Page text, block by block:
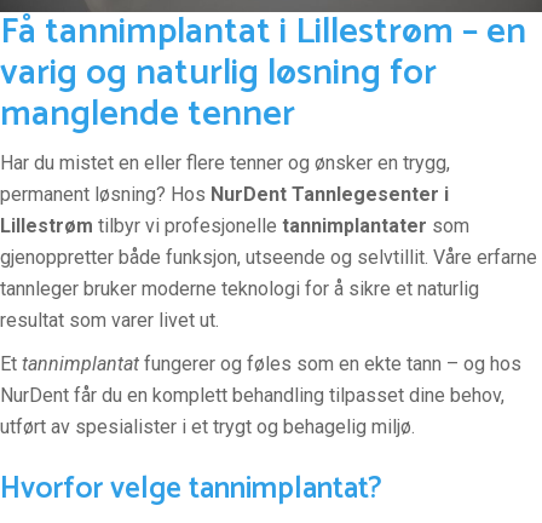
Få tannimplantat i Lillestrøm – en
varig og naturlig løsning for
manglende tenner
Har du mistet en eller flere tenner og ønsker en trygg,
permanent løsning? Hos NurDent Tannlegesenter i
Lillestrøm tilbyr vi profesjonelle tannimplantater som
gjenoppretter både funksjon, utseende og selvtillit. Våre erfarne
tannleger bruker moderne teknologi for å sikre et naturlig
resultat som varer livet ut.
Et tannimplantat fungerer og føles som en ekte tann – og hos
NurDent får du en komplett behandling tilpasset dine behov,
utført av spesialister i et trygt og behagelig miljø.
Hvorfor velge tannimplantat?